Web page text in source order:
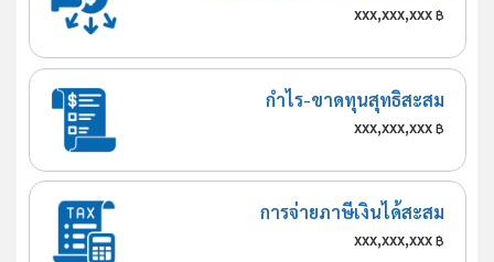
xxx,xxx,xxx฿
กำไร-ขาดทุนสุทธิสะสม
xxx,xxx,xxx฿
การจ่ายภาษีเงินได้สะสม
xxx,xxx,xxx฿